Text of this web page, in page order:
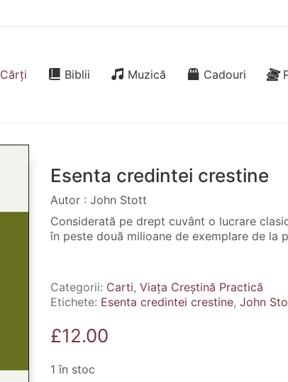
Cărți Biblii Muzică Cadouri
Esenta credintei crestine
Autor : John Stott
Considerată pe drept cuvânt o lucrare
în peste două milioane de exemplare de la
Categorii: Carti, Viața Creștină Practică
Etichete: Esenta credintei crestine, John
£12.00
1 în stoc